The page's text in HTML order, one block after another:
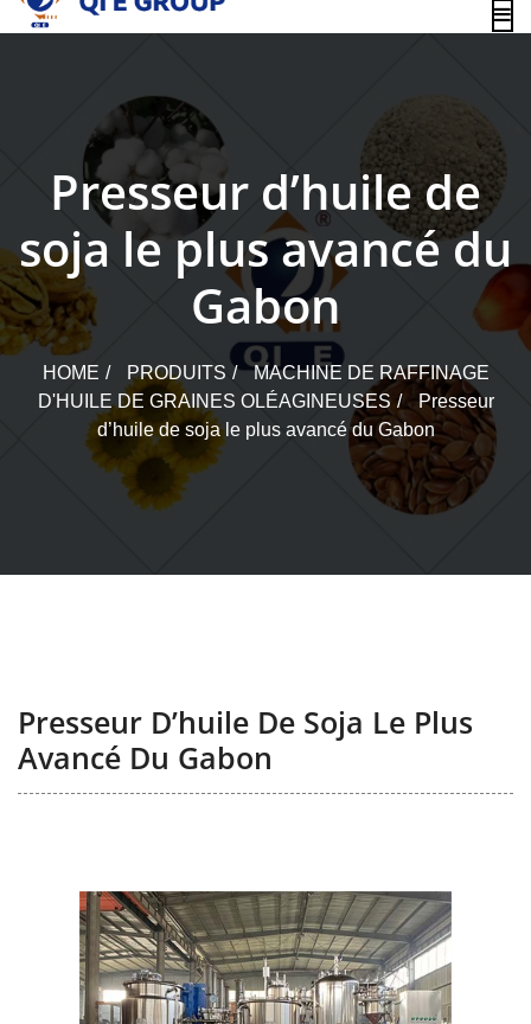
content
Presseur d’huile de
soja le plus avancé du
Gabon
HOME PRODUITS
MACHINE DE RAFFINAGE
D'HUILE DE GRAINES OLÉAGINEUSES
Presseur
d’huile de soja le plus avancé du Gabon
Presseur D’huile De Soja Le Plus
Avancé Du Gabon